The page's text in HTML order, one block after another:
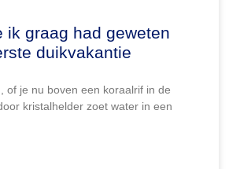
ik graag had geweten
duikvakantie
of je nu boven een koraalrif in de
kristalhelder zoet water in een